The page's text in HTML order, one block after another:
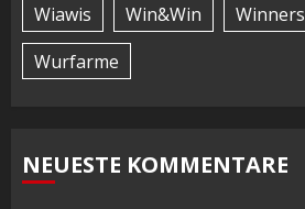
Wiawis
Win&Win Winners
Wurfarme
NEUESTE KOMMENTARE